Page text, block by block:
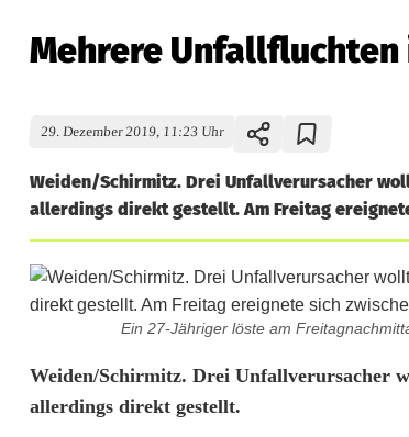
Mehrere Unfallfluchten
29. Dezember 2019, 11:23 Uhr
Weiden/Schirmitz. Drei Unfallverursacher
allerdings direkt gestellt. Am Freitag
Ein 27-Jähriger löste am
M
e
Weiden/Schirmitz. Drei Unfallverursacher
allerdings direkt gestellt.